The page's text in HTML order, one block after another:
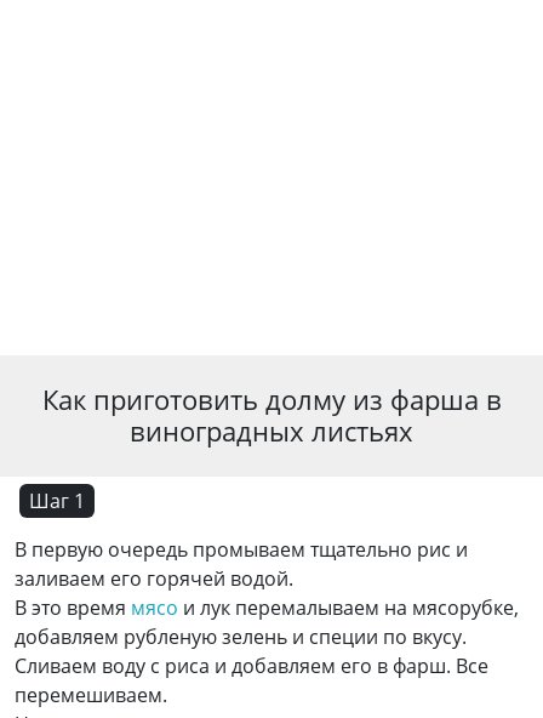
Как приготовить долму из фарша в
виноградных листьях
Шаг 1
В первую очередь промываем тщательно рис и
заливаем его горячей водой.
В это время мясо и лук перемалываем на мясорубке,
добавляем рубленую зелень и специи по вкусу.
Сливаем воду с риса и добавляем его в фарш. Все
перемешиваем.